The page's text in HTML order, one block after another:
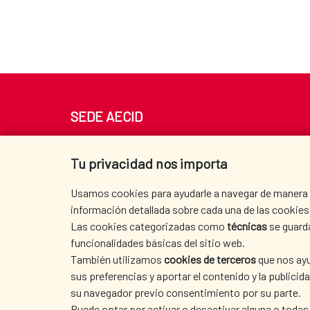
Tu privacidad nos importa
Usamos cookies para ayudarle a navegar de
información detallada sobre cada una de las
Las cookies categorizadas como técnicas se
funcionalidades básicas del sitio web.
También utilizamos cookies de tercerosque nos
sus preferencias y aportar el contenido y la
su navegador previo consentimiento por su parte.
SEDE AECID
Tel. +34 900 20 30 54​​​​​​​